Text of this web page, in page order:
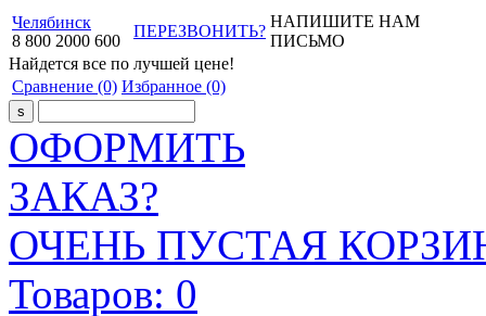
Челябинск
8 800 2000 600
ПЕРЕЗВОНИТЬ?
НАПИШИТЕ НАМ
ПИСЬМО
Найдется все по лучшей цене!
Сравнение (0) Избранное (0)
ОФОРМИТЬ
ЗАКАЗ?
ОЧЕНЬ ПУСТАЯ
Товаров: 0